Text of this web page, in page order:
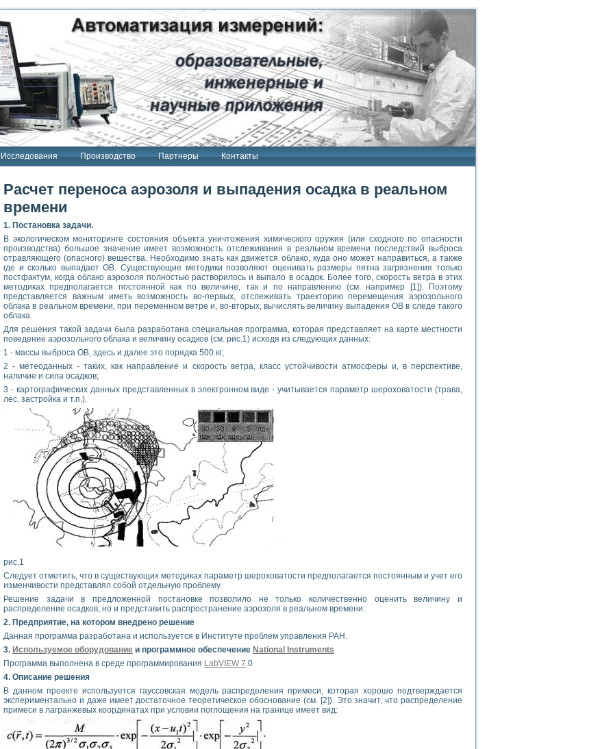
Исследования Производство Партнеры Контакты
Расчет переноса аэрозоля и выпадения осадка в реальном
времени
1. Постановка задачи.
В экологическом мониторинге состояния объекта уничтожения химического оружия (или сходного по опасности
производства) большое значение имеет возможность отслеживания в реальном времени последствий выброса
отравляющего (опасного) вещества. Необходимо знать как движется облако, куда оно может направиться, а также
где и сколько выпадает ОВ. Существующие методики позволяют оценивать размеры пятна загрязнения только
постфактум, когда облако аэрозоля полностью растворилось и выпало в осадок. Более того, скорость ветра в этих
методиках предполагается постоянной как по величине, так и по направлению (см. например [1]). Поэтому
представляется важным иметь возможность во-первых, отслеживать траекторию перемещения аэрозольного
облака в реальном времени, при переменном ветре и, во-вторых, вычислять величину выпадения ОВ в следе такого
облака.
Для решения такой задачи была разработана специальная программа, которая представляет на карте местности
поведение аэрозольного облака и величину осадков (см. рис.1) исходя из следующих данных:
1 - массы выброса ОВ, здесь и далее это порядка 500 кг;
2 - метеоданных - таких, как направление и скорость ветра, класс устойчивости атмосферы и, в перспективе,
наличие и сила осадков;
3 - картографических данных представленных в электронном виде - учитывается параметр шероховатости (трава,
лес, застройка и т.п.).
рис.1
Следует отметить, что в существующих методиках параметр шероховатости предполагается постоянным и учет его
изменчивости представлял собой отдельную проблему.
Решение задачи в предложенной постановке позволило не только количественно оценить величину и
распределение осадков, но и представить распространение аэрозоля в реальном времени.
2. Предприятие, на котором внедрено решение
Данная программа разработана и используется в Институте проблем управления РАН.
3. Используемое оборудование и программное обеспечение National Instruments
Программа выполнена в среде программирования LabVIEW 7.0
4. Описание решения
В данном проекте используется гауссовская модель распределения примеси, которая хорошо подтверждается
экспериментально и даже имеет достаточное теоретическое обоснование (см. [2]). Это значит, что распределение
примеси в лагранжевых координатах при условии поглощения на границе имеет вид: